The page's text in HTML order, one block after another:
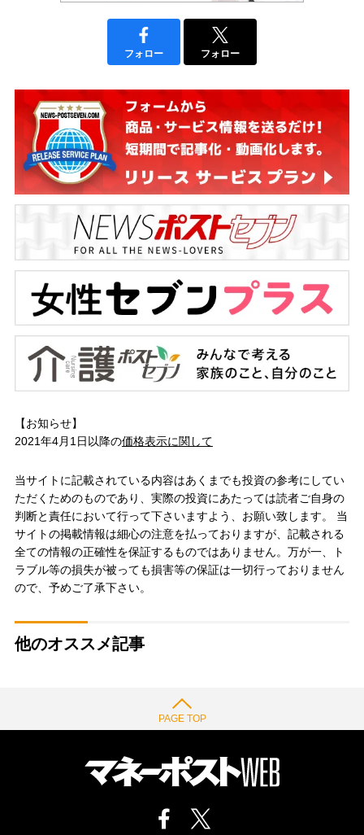
フォロー フォロー
【お知らせ】
2021年4月1日以降の価格表示に関して
当サイトに記載されている内容はあくまでも投資の参考にしてい
ただくためのものであり、実際の投資にあたっては読者ご自身の
判断と責任において行って下さいますよう、お願い致します。 当
サイトの掲載情報は細心の注意を払っておりますが、記載される
全ての情報の正確性を保証するものではありません。万が一、ト
ラブル等の損失が被っても損害等の保証は一切行っておりません
ので、予めご了承下さい。
他のオススメ記事
PAGE TOP